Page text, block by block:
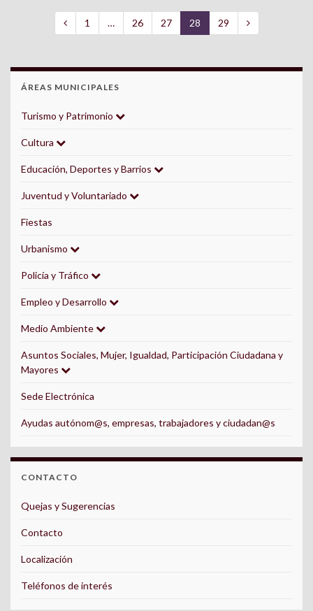
1 … 26 27 28 29
ÁREAS MUNICIPALES
Turismo y Patrimonio
Cultura
Educación, Deportes y Barrios
Juventud y Voluntariado
Fiestas
Urbanismo
Policía y Tráfico
Empleo y Desarrollo
Medio Ambiente
Asuntos Sociales, Mujer, Igualdad, Participación Ciudadana y
Mayores
Sede Electrónica
Ayudas autónom@s, empresas, trabajadores y ciudadan@s
CONTACTO
Quejas y Sugerencias
Contacto
Localización
Teléfonos de interés